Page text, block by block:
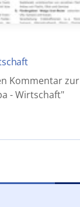
Kommentar zur
- Wirtschaft"